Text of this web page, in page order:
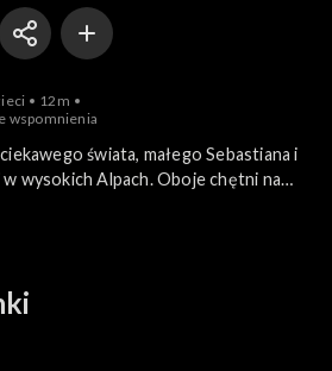
12m
wspomnienia
świata, małego Sebastiana i
wysokich Alpach. Oboje chętni na
nowymi odkryciami i